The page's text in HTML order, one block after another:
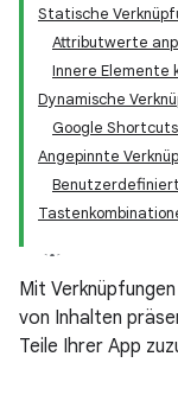
Statische
Attributwerte
Innere Elemente
Dynamische
Google
Angepinnte
Mit
von Inhalten
Teile Ihrer App